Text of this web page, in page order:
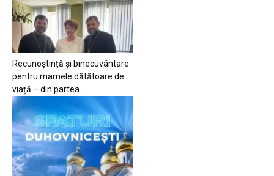
Recunoștință și binecuvântare
pentru mamele dătătoare de
viață – din partea...